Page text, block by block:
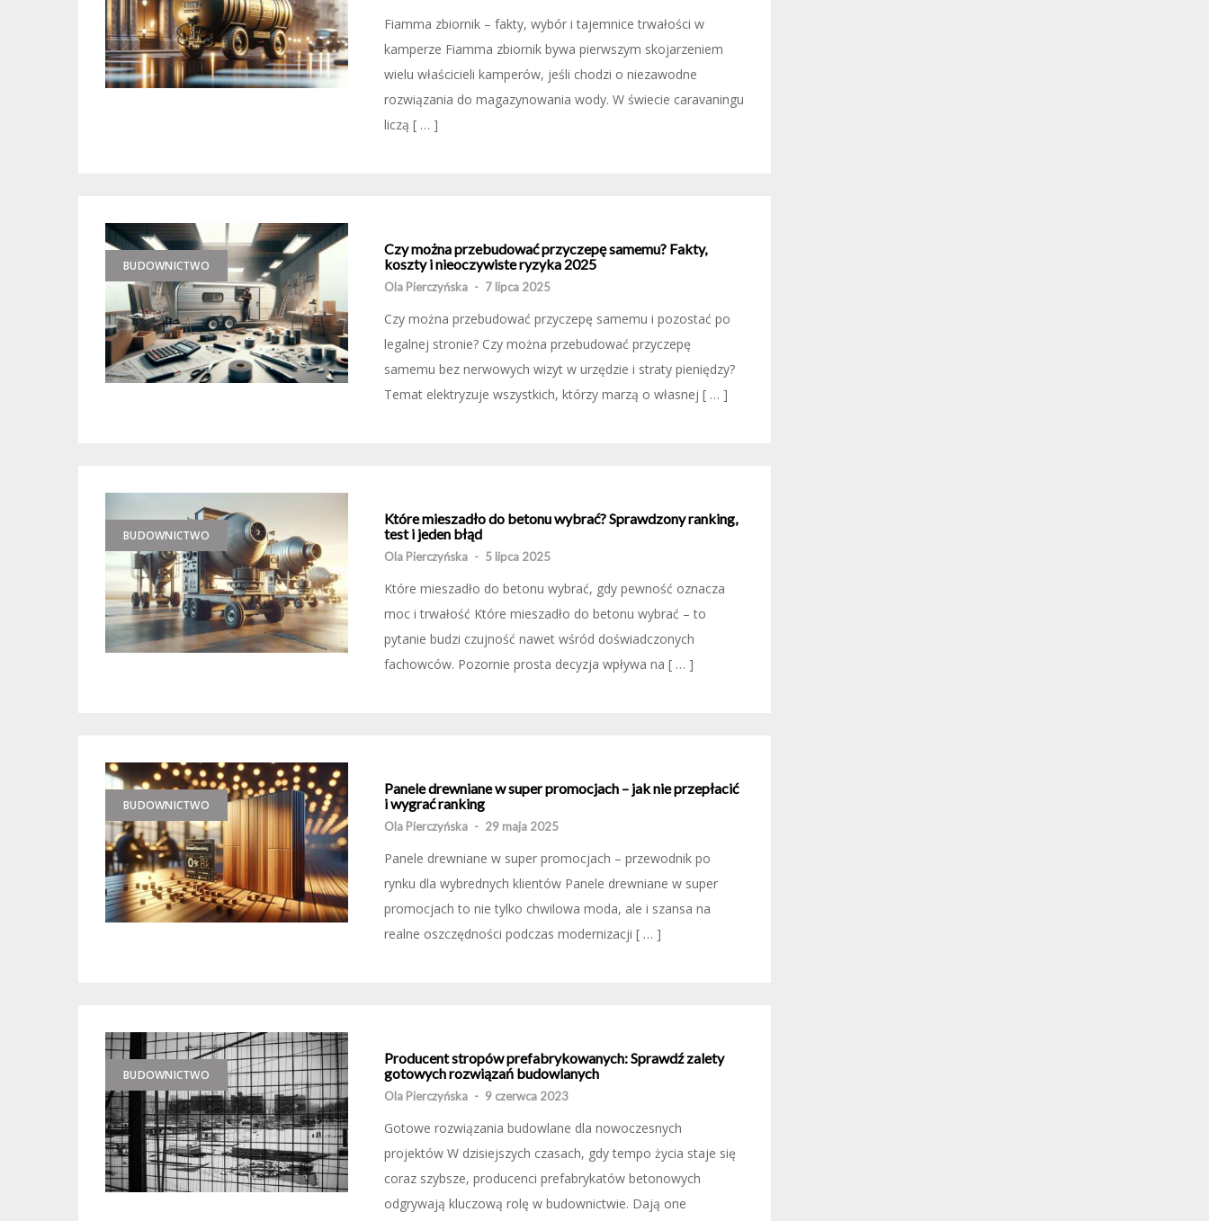
Fiamma zbiornik – fakty, wybór i tajemnice trwałości w
kamperze Fiamma zbiornik bywa pierwszym skojarzeniem
wielu właścicieli kamperów, jeśli chodzi o niezawodne
rozwiązania do magazynowania wody. W świecie caravaningu
liczą [ … ]
BUDOWNICTWO
Czy można przebudować przyczepę samemu? Fakty,
koszty i nieoczywiste ryzyka 2025
Ola Pierczyńska - 7 lipca 2025
Czy można przebudować przyczepę samemu i pozostać po
legalnej stronie? Czy można przebudować przyczepę
samemu bez nerwowych wizyt w urzędzie i straty pieniędzy?
Temat elektryzuje wszystkich, którzy marzą o własnej [ … ]
BUDOWNICTWO
Które mieszadło do betonu wybrać? Sprawdzony ranking,
test i jeden błąd
Ola Pierczyńska - 5 lipca 2025
Które mieszadło do betonu wybrać, gdy pewność oznacza
moc i trwałość Które mieszadło do betonu wybrać – to
pytanie budzi czujność nawet wśród doświadczonych
fachowców. Pozornie prosta decyzja wpływa na [ … ]
BUDOWNICTWO
Panele drewniane w super promocjach – jak nie przepłacić
i wygrać ranking
Ola Pierczyńska - 29 maja 2025
Panele drewniane w super promocjach – przewodnik po
rynku dla wybrednych klientów Panele drewniane w super
promocjach to nie tylko chwilowa moda, ale i szansa na
realne oszczędności podczas modernizacji [ … ]
BUDOWNICTWO
Producent stropów prefabrykowanych: Sprawdź zalety
gotowych rozwiązań budowlanych
Ola Pierczyńska - 9 czerwca 2023
Gotowe rozwiązania budowlane dla nowoczesnych
projektów W dzisiejszych czasach, gdy tempo życia staje się
coraz szybsze, producenci prefabrykatów betonowych
odgrywają kluczową rolę w budownictwie. Dają one